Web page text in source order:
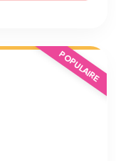
POPULAIRE